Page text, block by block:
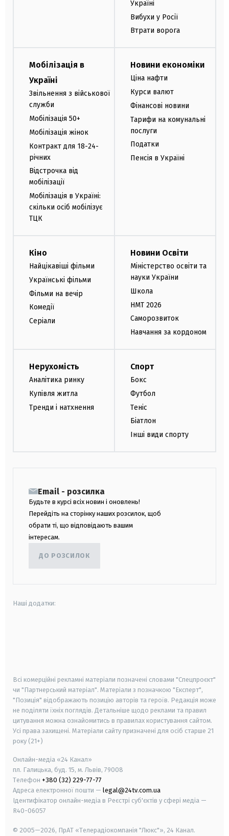
Україні
Вибухи у Росії
Втрати ворога
Мобілізація в
Україні
Звільнення з військової
служби
Мобілізація 50+
Мобілізація жінок
Контракт для 18-24-
річних
Відстрочка від
мобілізації
Мобілізація в Україні:
скільки осіб мобілізує
ТЦК
Новини економіки
Ціна нафти
Курси валют
Фінансові новини
Тарифи на комунальні
послуги
Податки
Пенсія в Україні
Кіно
Найцікавіші фільми
Українські фільми
Фільми на вечір
Комедії
Серіали
Новини Освіти
Міністерство освіти та
науки України
Школа
НМТ 2026
Саморозвиток
Навчання за кордоном
Нерухомість
Аналітика ринку
Купівля житла
Тренди і натхнення
Спорт
Бокс
Футбол
Теніс
Біатлон
Інші види спорту
Email - розсилка
Будьте в курсі всіх новин і оновлень!
Перейдіть на сторінку наших розсилок, щоб
обрати ті, що відповідають вашим
інтересам.
ДО РОЗСИЛОК
Наші додатки:
Всі комерційні рекламні матеріали позначені словами "Спецпроєкт"
чи "Партнерський матеріал". Матеріали з позначкою "Експерт",
"Позиція" відображають позицію авторів та героїв. Редакція може
не поділяти їхніх поглядів. Детальніше щодо реклами та правил
цитування можна ознайомитись в правилах користування сайтом.
Усі права захищені. Матеріали сайту призначені для осіб старше 21
року (21+)
Онлайн-медіа «24 Канал»
пл. Галицька, буд. 15, м. Львів, 79008
Телефон +380 (32) 229-77-77
Адреса електронної пошти — legal@24tv.com.ua
Ідентифікатор онлайн-медіа в Реєстрі суб'єктів у сфері медіа —
R40-06057
© 2005—2026, ПрАТ «Телерадіокомпанія "Люкс"», 24 Канал.